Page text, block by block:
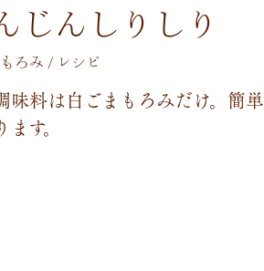
じんしりしり
ろみ / レシピ
味料は白 ごま も ろみだけ。 簡単
ます。